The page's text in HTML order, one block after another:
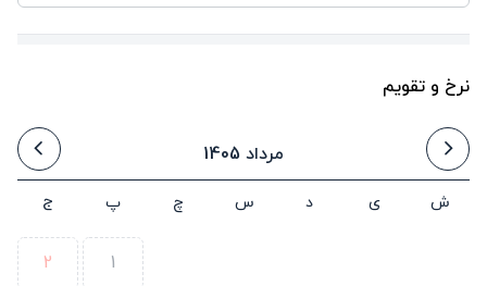
نرخ و تقویم
مرداد 1405
ش ی د س چ پ ج
1
2